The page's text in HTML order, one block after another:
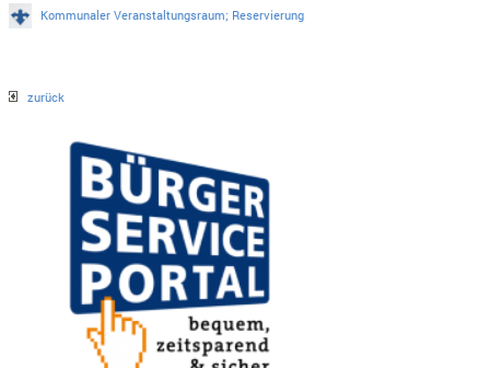
Kommunaler Veranstaltungsraum; Reservierung
zurück